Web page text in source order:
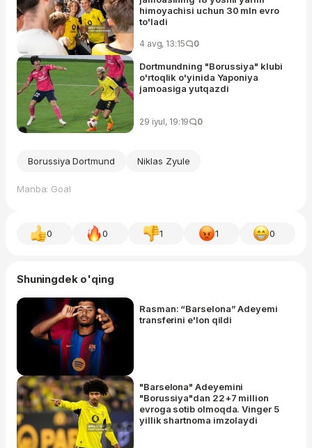
himoyachisi uchun 30 mln evro
to'ladi
4 avg, 13:15 0
Dortmundning "Borussiya" klubi
o'rtoqlik o'yinida Yaponiya
jamoasiga yutqazdi
29 iyul, 19:19 0
Borussiya Dortmund Niklas Zyule
Manba: Goal
0 0 1 1 0
Shuningdek o'qing
Rasman: “Barselona” Adeyemi
transferini e'lon qildi
"Barselona" Adeyemini
"Borussiya"dan 22+7 million
evroga sotib olmoqda. Vinger 5
yillik shartnoma imzolaydi